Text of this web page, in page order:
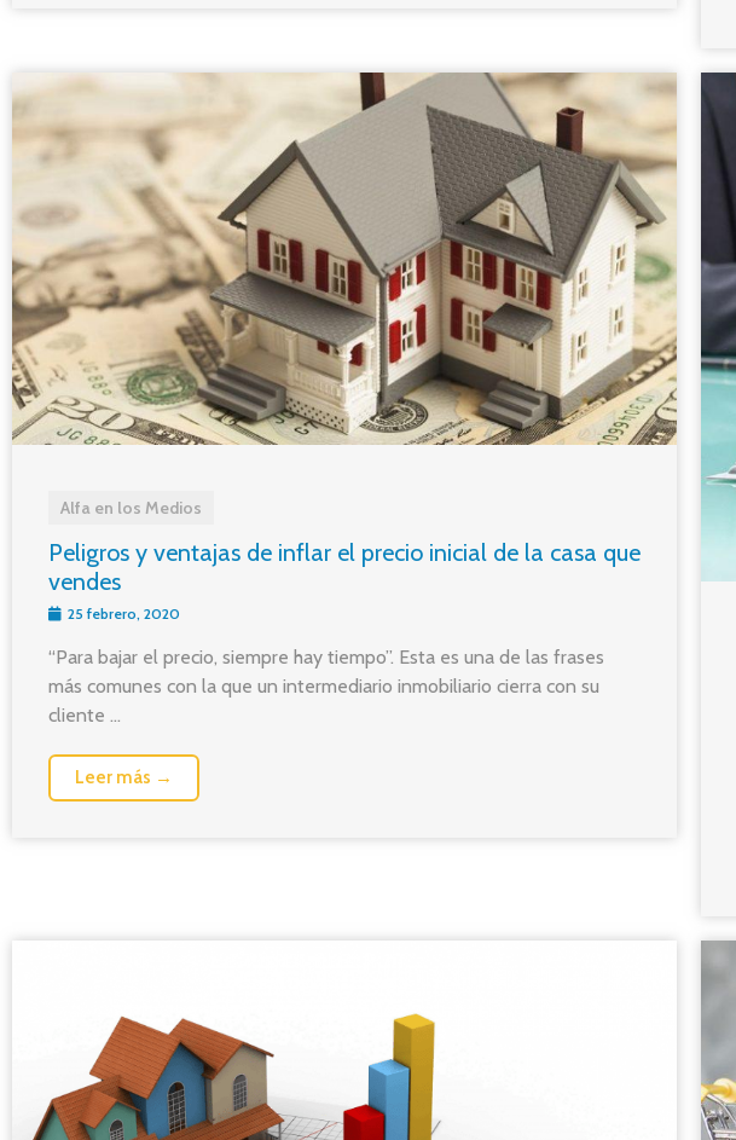
Alfa en los Medios
Peligros y ventajas de inflar el precio inicial de la casa que
vendes
25 febrero, 2020
“Para bajar el precio, siempre hay tiempo”. Esta es una de las frases
más comunes con la que un intermediario inmobiliario cierra con su
cliente ...
Leer más →